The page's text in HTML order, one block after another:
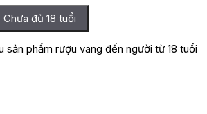
Chưa đủ 18 tuổi
sản phẩm rượu vang đến người từ 18 tuổi